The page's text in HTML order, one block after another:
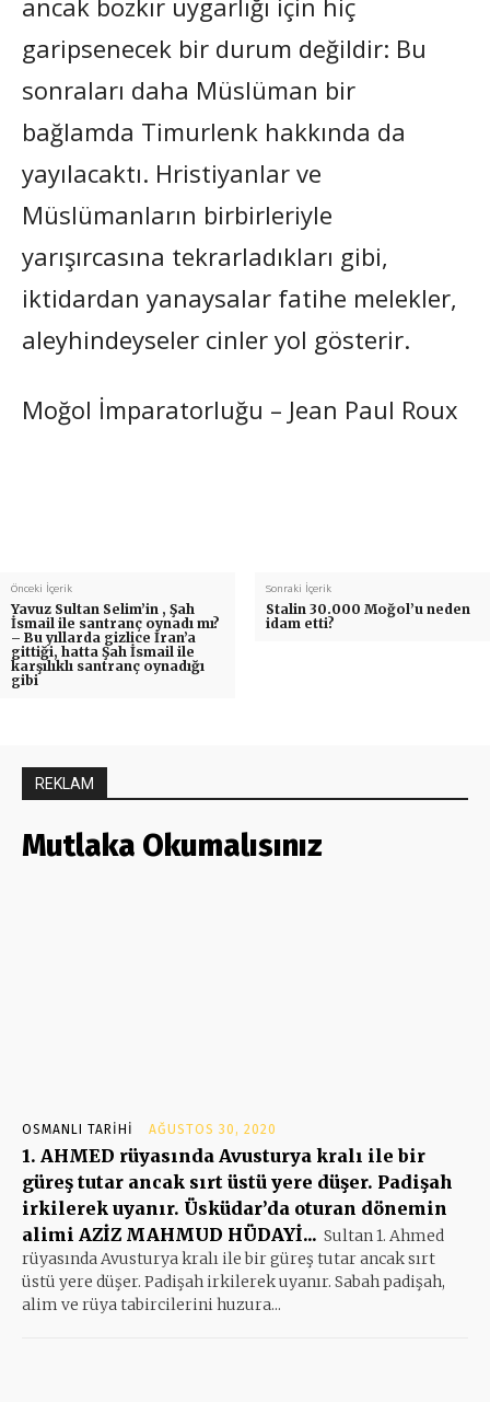
garipsenecek bir durum değildir: Bu
sonraları daha Müslüman bir
bağlamda Timurlenk hakkında da
yayılacaktı. Hristiyanlar ve
Müslümanların birbirleriyle
yarışırcasına tekrarladıkları gibi,
iktidardan yanaysalar fatihe melekler,
aleyhindeyseler cinler yol gösterir.
Moğol İmparatorluğu – Jean Paul Roux
Önceki İçerik
Yavuz Sultan Selim’in , Şah
İsmail ile santranç oynadı mı?
– Bu yıllarda gizlice İran’a
gittiği, hatta Şah İsmail ile
karşılıklı santranç oynadığı
gibi
Sonraki İçerik
Stalin 30.000 Moğol’u neden
idam etti?
REKLAM
Mutlaka Okumalısınız
OSMANLI TARIHI AĞUSTOS 30, 2020
1. AHMED rüyasında Avusturya kralı ile bir
güreş tutar ancak sırt üstü yere düşer. Padişah
irkilerek uyanır. Üsküdar’da oturan dönemin
alimi AZİZ MAHMUD HÜDAYİ... Sultan 1. Ahmed
rüyasında Avusturya kralı ile bir güreş tutar ancak sırt
üstü yere düşer. Padişah irkilerek uyanır. Sabah padişah,
alim ve rüya tabircilerini huzura...